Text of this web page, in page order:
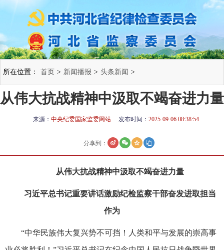
所在位置： 首页 > 新闻播报 > 头条新闻 >
从伟大抗战精神中汲取不竭奋进力量
来源： 中央纪委国家监委网站 发布时间： 2025-09-06 08:38:54
分享到：
从伟大抗战精神中汲取不竭奋进力量
习近平总书记重要讲话激励纪检监察干部奋发进取担当
作为
“中华民族伟大复兴势不可挡！人类和平与发展的崇高事